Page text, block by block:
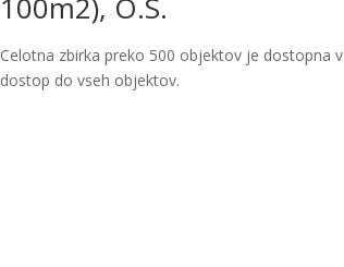
Celotna zbirka preko 500 objektov je dostopna v
dostop do vseh objektov.